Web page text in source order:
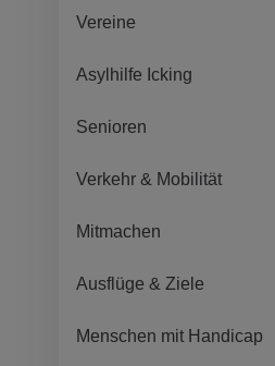
Vereine
Asylhilfe Icking
Senioren
Verkehr & Mobilität
Mitmachen
Ausflüge & Ziele
Menschen mit Handicap